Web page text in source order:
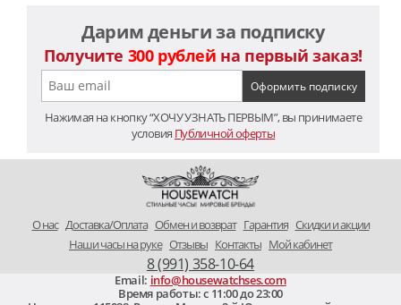
Дарим деньги за подписку
Получите 300 рублей на первый заказ!
Нажимая на кнопку “ХОЧУ УЗНАТЬ ПЕРВЫМ”, вы принимаете
условия Публичной оферты
O нас Доставка/Оплата Обмен и возврат Гарантия Скидки и акции
Наши часы на руке Отзывы Контакты Мой кабинет
8 (991) 358-10-64
Email: info@housewatchses.com
Время работы: c 11:00 до 23:00